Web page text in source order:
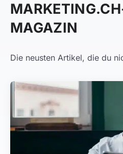
MAGAZIN
Die neusten Artikel, die du